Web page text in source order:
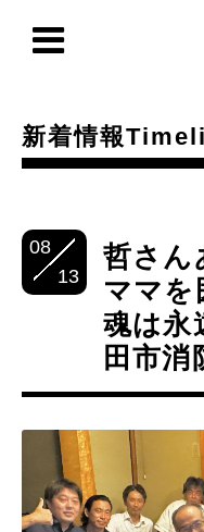
新着情報
08
13
哲さん
ママを
魂は永
田市消